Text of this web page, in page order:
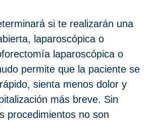
si te realizarán una
laparoscópica o
laparoscópica o
permite que la paciente se
sienta menos dolor y
más breve. Sin
procedimientos no son